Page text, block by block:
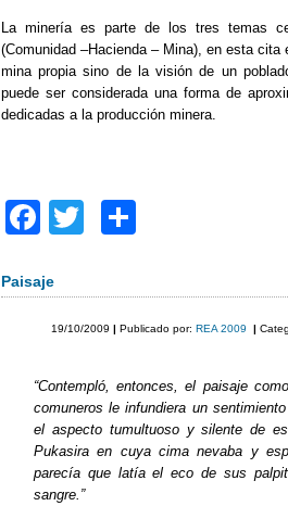
La minería es parte de los tres temas
(Comunidad –Hacienda – Mina), en esta
mina propia sino de la visión de un
puede ser considerada una forma de
dedicadas a la producción minera.
F
c
e
o
o
k
tt
er
m
p
tir
Paisaje
19/10/2009 | Publicado por:REA 2009 |
“Contempló, entonces, el paisaje
comuneros le infundiera un
el aspecto tumultuoso y silente de
Pukasira en cuya cima nevaba y
parecía que latía el eco de sus
sangre.”